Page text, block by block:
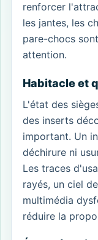
renforcer
les jantes, les
pare-chocs
attention.
Habitacle et
L'état des
des inserts
important. Un
déchirure ni
Les traces
rayés, un ciel
multimédia
réduire la